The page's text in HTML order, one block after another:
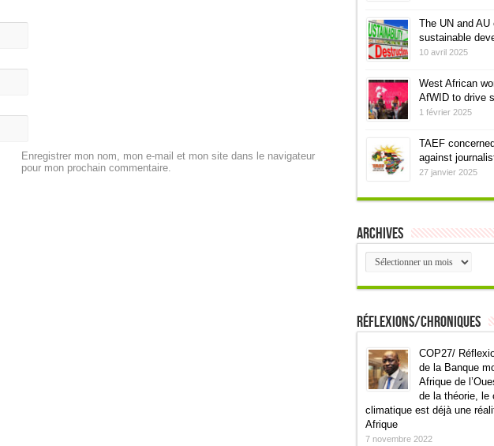
Enregistrer mon nom, mon e-mail et mon site dans le navigateur
pour mon prochain commentaire.
The UN and AU
sustainable
10 avril 2025
West African
AfWID to drive
1 février 2025
TAEF
against
27 janvier 2025
Archives
Archives
Réflexions/Chroniques
COP27/
de la Banque
Afrique de
de la théorie, le
climatique est déjà une
Afrique
7 novembre 2022